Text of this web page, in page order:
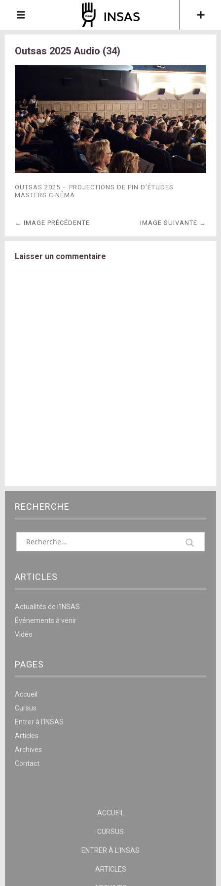
Outsas 2025 Audio (34)
OUTSAS 2025 – PROJECTIONS DE FIN D’ÉTUDES
MASTERS CINÉMA
← IMAGE PRÉCÉDENTE IMAGE SUIVANTE →
Laisser un commentaire
RECHERCHE
ARTICLES
Actualités de l’INSAS
Événements à venir
Vidéo
PAGES
Accueil
Cursus
Entrer à l’INSAS
Articles
Archives
Contact
ACCUEIL
CURSUS
ENTRER À L’INSAS
ARTICLES